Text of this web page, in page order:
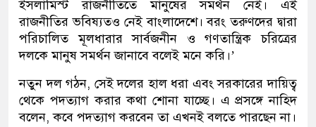
ইসলামিস্ট রাজনীতিতে মানুষের সমর্থন নেই। এই
রাজনীতির ভবিষ্যতও নেই বাংলাদেশে। বরং তরুণদের দ্বারা
পরিচালিত মূলধারার সার্বজনীন ও গণতান্ত্রিক চরিত্রের
দলকে মানুষ সমর্থন জানাবে বলেই মনে করি।’
নতুন দল গঠন, সেই দলের হাল ধরা এবং সরকারের দায়িত্ব
থেকে পদত্যাগ করার কথা শোনা যাচ্ছে। এ প্রসঙ্গে নাহিদ
বলেন, কবে পদত্যাগ করবেন তা এখনই বলতে পারছেন না।